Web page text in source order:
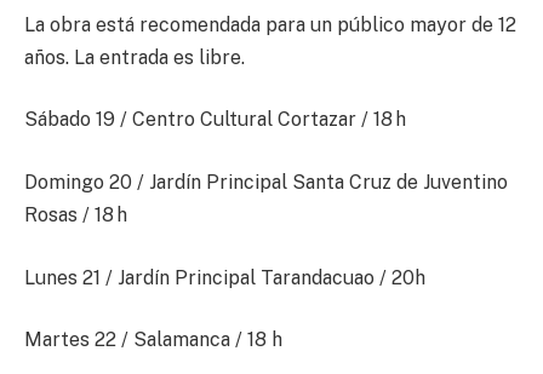
La obra está recomendada para un público mayor de 12
años. La entrada es libre.
Sábado 19 / Centro Cultural Cortazar / 18 h
Domingo 20 / Jardín Principal Santa Cruz de Juventino
Rosas / 18 h
Lunes 21 / Jardín Principal Tarandacuao / 20h
Martes 22 / Salamanca / 18 h